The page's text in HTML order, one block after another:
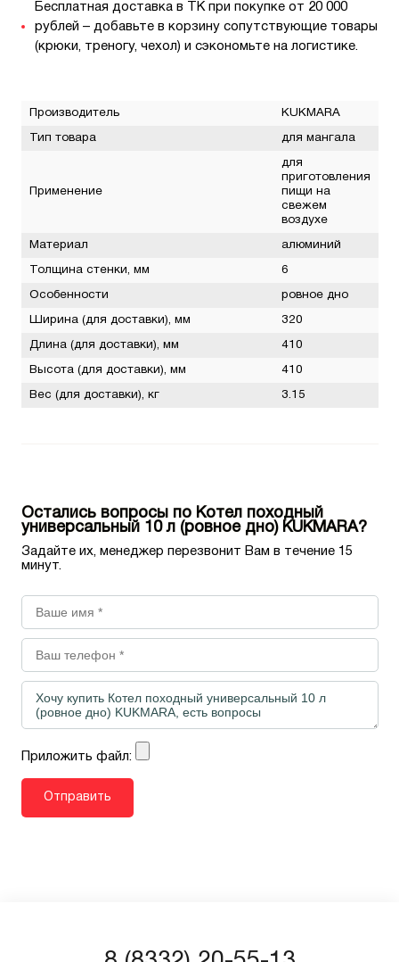
Бесплатная доставка в ТК при покупке от 20 000
рублей – добавьте в корзину сопутствующие товары
(крюки, треногу, чехол) и сэкономьте на логистике.
Производитель KUKMARA
Тип товара для мангала
Применение
для
приготовления
пищи на
свежем
воздухе
Материал алюминий
Толщина стенки, мм 6
Особенности ровное дно
Ширина (для доставки), мм 320
Длина (для доставки), мм 410
Высота (для доставки), мм 410
Вес (для доставки), кг 3.15
Остались вопросы по Котел походный
универсальный 10 л (ровное дно) KUKMARA?
Задайте их, менеджер перезвонит Вам в течение 15
минут.
Приложить файл: